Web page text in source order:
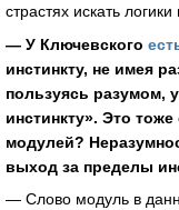
страстях искать
— У Ключевского
инстинкту, не имея
пользуясь разумом,
инстинкту». Это
модулей?
выход за пределы
— Слово модуль в